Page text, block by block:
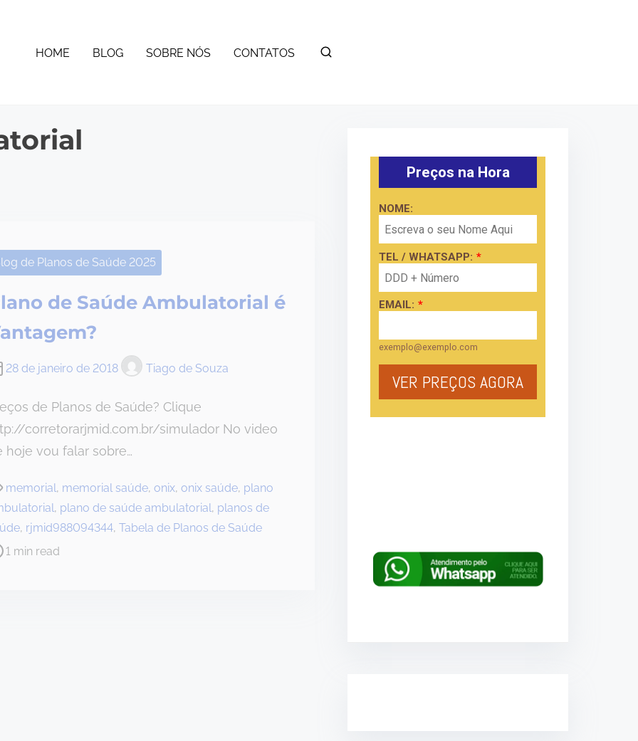
HOME BLOG SOBRE NÓS CONTATOS
de Planos de Saúde 2025
de Saúde Ambulatorial é
28 de janeiro de 2018 Tiago de Souza
de Planos de Saúde? Clique
corretorarjmid.com.br/simulador No video
hoje vou falar sobre…
memorial, memorial saúde, onix, onix saúde, plano
, plano de saúde ambulatorial, planos de
, rjmid988094344, Tabela de Planos de Saúde
1 min read